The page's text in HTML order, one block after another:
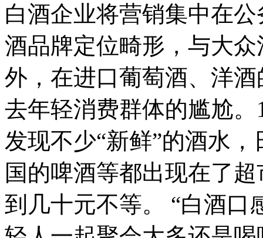
白酒企业将营销集中在
酒品牌定位畸形，与大
外，在进口葡萄酒、洋
去年轻消费群体的尴尬
发现不少“新鲜”的酒水
国的啤酒等都出现在了
到几十元不等。 “白酒口